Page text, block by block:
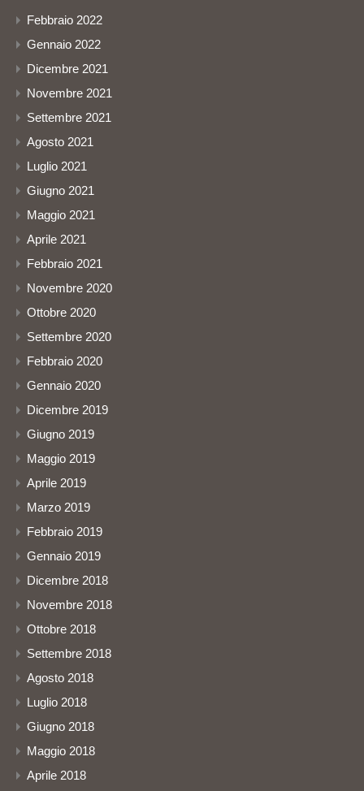
Febbraio 2022
Gennaio 2022
Dicembre 2021
Novembre 2021
Settembre 2021
Agosto 2021
Luglio 2021
Giugno 2021
Maggio 2021
Aprile 2021
Febbraio 2021
Novembre 2020
Ottobre 2020
Settembre 2020
Febbraio 2020
Gennaio 2020
Dicembre 2019
Giugno 2019
Maggio 2019
Aprile 2019
Marzo 2019
Febbraio 2019
Gennaio 2019
Dicembre 2018
Novembre 2018
Ottobre 2018
Settembre 2018
Agosto 2018
Luglio 2018
Giugno 2018
Maggio 2018
Aprile 2018